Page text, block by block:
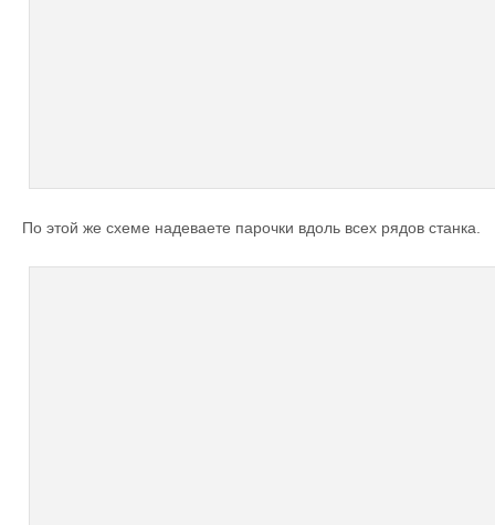
По этой же схеме надеваете парочки вдоль всех рядов станка.